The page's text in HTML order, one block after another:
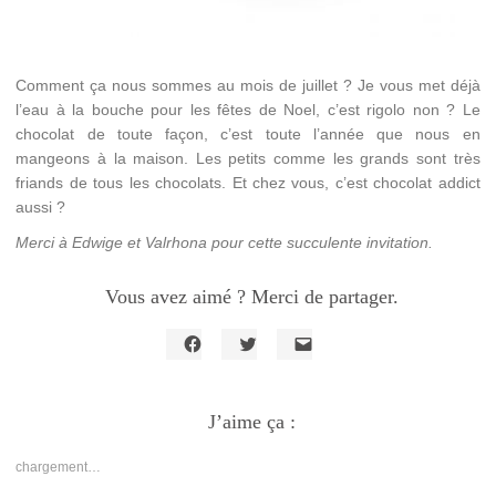
Comment ça nous sommes au mois de juillet ? Je vous met déjà
l’eau à la bouche pour les fêtes de Noel, c’est rigolo non ? Le
chocolat de toute façon, c’est toute l’année que nous en
mangeons à la maison. Les petits comme les grands sont très
friands de tous les chocolats. Et chez vous, c’est chocolat addict
aussi ?
Merci à Edwige et Valrhona pour cette succulente invitation.
Vous avez aimé ? Merci de partager.
Facebook(ouvre
dans
Twitter(ouvre
dans
J’aime ça :
chargement…